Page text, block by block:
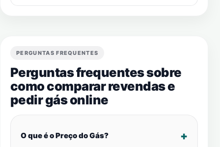
PERGUNTAS FREQUENTES
Perguntas frequentes sobre
como comparar revendas e
pedir gás online
O que é o Preço do Gás?